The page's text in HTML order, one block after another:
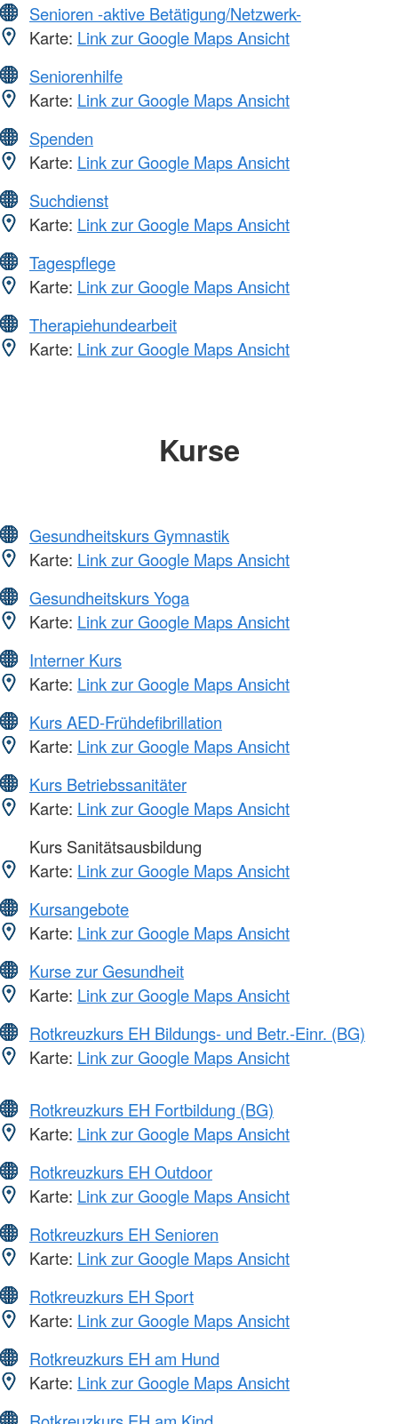
Senioren -aktive Betätigung/Netzwerk-
Karte: Link zur Google Maps Ansicht
Seniorenhilfe
Karte: Link zur Google Maps Ansicht
Spenden
Karte: Link zur Google Maps Ansicht
Suchdienst
Karte: Link zur Google Maps Ansicht
Tagespflege
Karte: Link zur Google Maps Ansicht
Therapiehundearbeit
Karte: Link zur Google Maps Ansicht
Kurse
Gesundheitskurs Gymnastik
Karte: Link zur Google Maps Ansicht
Gesundheitskurs Yoga
Karte: Link zur Google Maps Ansicht
Interner Kurs
Karte: Link zur Google Maps Ansicht
Kurs AED-Frühdefibrillation
Karte: Link zur Google Maps Ansicht
Kurs Betriebssanitäter
Karte: Link zur Google Maps Ansicht
Kurs Sanitätsausbildung
Karte: Link zur Google Maps Ansicht
Kursangebote
Karte: Link zur Google Maps Ansicht
Kurse zur Gesundheit
Karte: Link zur Google Maps Ansicht
Rotkreuzkurs EH Bildungs- und Betr.-Einr. (BG)
Karte: Link zur Google Maps Ansicht
Rotkreuzkurs EH Fortbildung (BG)
Karte: Link zur Google Maps Ansicht
Rotkreuzkurs EH Outdoor
Karte: Link zur Google Maps Ansicht
Rotkreuzkurs EH Senioren
Karte: Link zur Google Maps Ansicht
Rotkreuzkurs EH Sport
Karte: Link zur Google Maps Ansicht
Rotkreuzkurs EH am Hund
Karte: Link zur Google Maps Ansicht